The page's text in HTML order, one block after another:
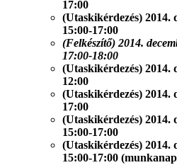
17:00
(Utaskikérdezés) 2014.
15:00-17:00
(Felkészítő) 2014.
17:00-18:00
(Utaskikérdezés) 2014.
12:00
(Utaskikérdezés) 2014.
17:00
(Utaskikérdezés) 2014.
15:00-17:00
(Utaskikérdezés) 2014.
15:00-17:00